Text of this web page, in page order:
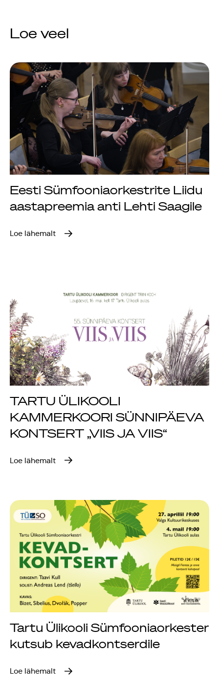
Loe veel
Eesti Sümfooniaorkestrite Liidu
aastapreemia anti Lehti Saagile
Loe lähemalt
TARTU ÜLIKOOLI
KAMMERKOORI SÜNNIPÄEVA
KONTSERT „VIIS JA VIIS“
Loe lähemalt
Tartu Ülikooli Sümfooniaorkester
kutsub kevadkontserdile
Loe lähemalt